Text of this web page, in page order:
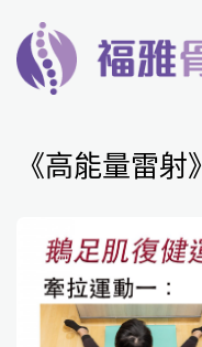
《高能量雷射》